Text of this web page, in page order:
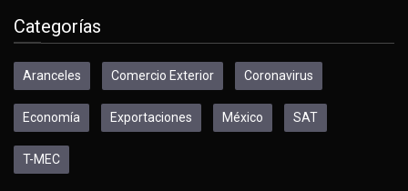
Categorías
Aranceles Comercio Exterior Coronavirus
Economía Exportaciones México SAT
T-MEC